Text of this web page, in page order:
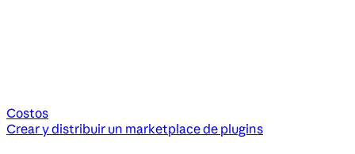
Costos
Crear y distribuir un marketplace de plugins